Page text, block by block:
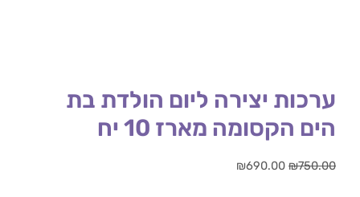
ערכות יצירה ליום הולדת בת
הים הקסומה מארז 10 יח
₪750.00
₪690.00